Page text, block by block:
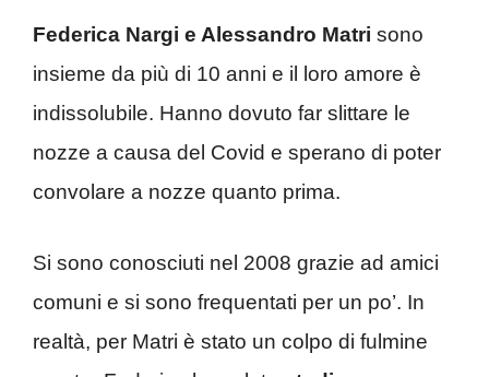
Federica Nargi e Alessandro Matri sono
insieme da più di 10 anni e il loro amore è
indissolubile. Hanno dovuto far slittare le
nozze a causa del Covid e sperano di poter
convolare a nozze quanto prima.
Si sono conosciuti nel 2008 grazie ad amici
comuni e si sono frequentati per un po’. In
realtà, per Matri è stato un colpo di fulmine